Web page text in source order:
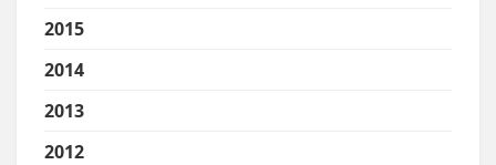
2015
2014
2013
2012